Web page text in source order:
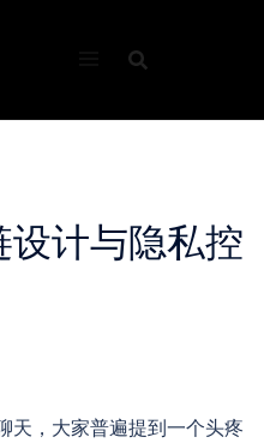
计与隐私控
天，大家普遍提到一个头疼